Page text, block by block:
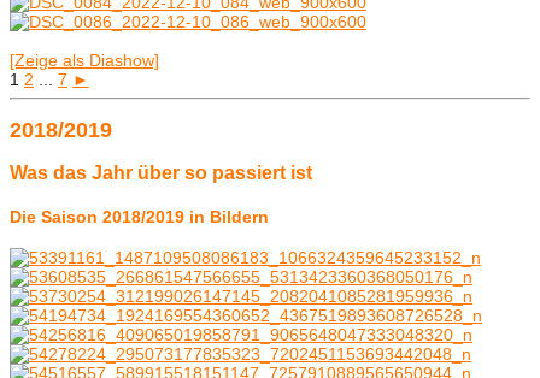
[Zeige als Diashow]
1 2 ... 7 ►
2018/2019
Was das Jahr über so passiert ist
Die Saison 2018/2019 in Bildern